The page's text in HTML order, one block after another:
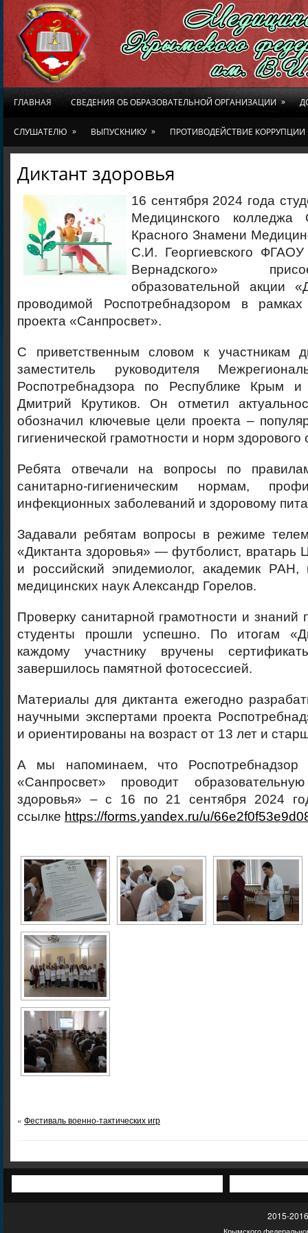
ГЛАВНАЯ СВЕДЕНИЯ ОБ ОБРАЗОВАТЕЛЬНОЙ ОРГАНИЗАЦИИ »
СЛУШАТЕЛЮ » ВЫПУСКНИКУ » ПРОТИВОДЕЙСТВИЕ КОРРУПЦИИ
Диктант здоровья
16 сентября 2024 года
Медицинского колледжа
Красного Знамени
С.И. Георгиевского
Вернадского»
образовательной акции
проводимой Роспотребнадзором в рамках
проекта «Санпросвет».
С приветственным словом к участникам
заместитель руководителя
Роспотребнадзора по Республике Крым
Дмитрий Крутиков. Он отметил
обозначил ключевые цели проекта –
гигиенической грамотности и норм
Ребята отвечали на вопросы по
санитарно-гигиеническим нормам,
инфекционных заболеваний и здоровому
Задавали ребятам вопросы в режиме
«Диктанта здоровья» — футболист,
и российский эпидемиолог, академик РАН,
медицинских наук Александр Горелов.
Проверку санитарной грамотности и
студенты прошли успешно. По итогам
каждому участнику вручены
завершилось памятной фотосессией.
Материалы для диктанта ежегодно
научными экспертами проекта
и ориентированы на возраст от 13 лет и
А мы напоминаем, что Роспотребнадзор
«Санпросвет» проводит
здоровья» – с 16 по 21 сентября 2024
ссылке https://forms.yandex.ru/u/
« Фестиваль военно-тактических игр
2015-